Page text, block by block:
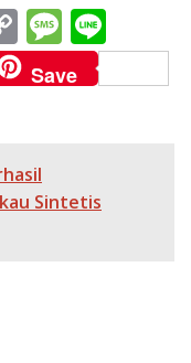
C
o
p
Li
n
M
e
ss
e
n
e
Save
Sintetis